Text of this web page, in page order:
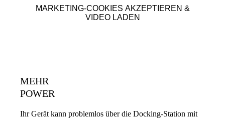
MARKETING-COOKIES AKZEPTIEREN &
VIDEO LADEN
MEHR
POWER
Ihr Gerät kann problemlos über die Docking-Station mit